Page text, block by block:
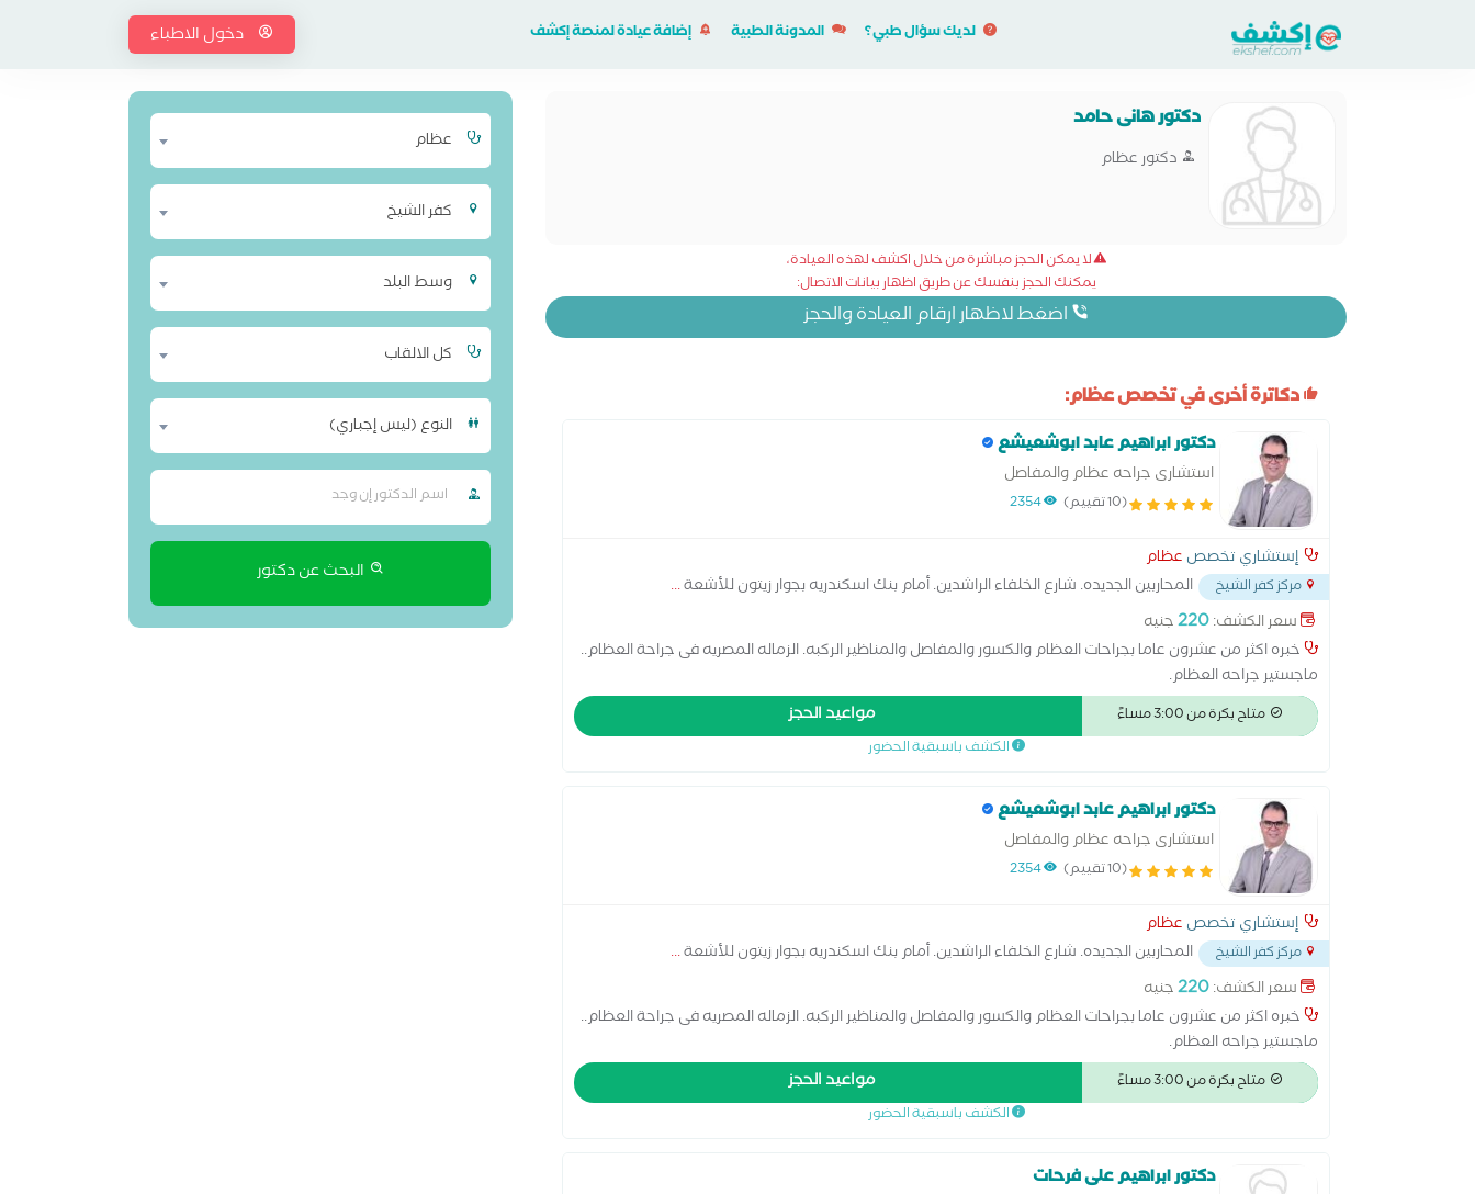
لديك سؤال طبي؟ المدونة الطبية إضافة عيادة لمنصة إكشف دخول الاطباء
دكتور هانى حامد
دكتور عظام
لا يمكن الحجز مباشرة من خلال اكشف لهذه العيادة،
يمكنك الحجز بنفسك عن طريق اظهار بيانات الاتصال:
اضغط لاظهار ارقام العيادة والحجز
دكاترة أخرى في تخصص عظام:
دكتور ابراهيم عابد ابوشعيشع
استشارى جراحه عظام والمفاصل
(10 تقييم) 2354
إستشاري تخصص عظام
مركز كفر الشيخ المحاربين الجديده. شارع الخلفاء الراشدين. أمام بنك اسكندريه بجوار زيتون للأشعة...
سعر الكشف:220جنيه
خبره اكثر من عشرون عاما بجراحات العظام والكسور والمفاصل والمناظير الركبه. الزماله المصريه فى جراحة العظام..
ماجستير جراحه العظام.
متاح بكرة من 3:00 مساءً مواعيد الحجز
الكشف باسبقية الحضور
دكتور ابراهيم عابد ابوشعيشع
استشارى جراحه عظام والمفاصل
(10 تقييم) 2354
إستشاري تخصص عظام
مركز كفر الشيخ المحاربين الجديده. شارع الخلفاء الراشدين. أمام بنك اسكندريه بجوار زيتون للأشعة...
سعر الكشف:220جنيه
خبره اكثر من عشرون عاما بجراحات العظام والكسور والمفاصل والمناظير الركبه. الزماله المصريه فى جراحة العظام..
ماجستير جراحه العظام.
متاح بكرة من 3:00 مساءً مواعيد الحجز
الكشف باسبقية الحضور
دكتور ابراهيم على فرحات
عظام
كفر الشيخ
وسط البلد
كل الالقاب
النوع (ليس إجباري)
البحث عن دكتور